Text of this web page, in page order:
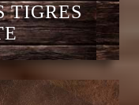
TIGRES